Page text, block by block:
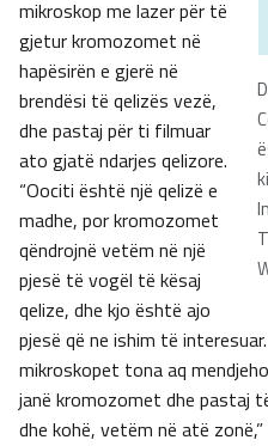
mikroskop me lazer për të
gjetur kromozomet në
hapësirën e gjerë në
brendësi të qelizës vezë,
dhe pastaj për ti filmuar
ato gjatë ndarjes qelizore.
“Oociti është një qelizë e
madhe, por kromozomet
qëndrojnë vetëm në një
pjesë të vogël të kësaj
qelize, dhe kjo është ajo
pjesë që ne ishim të
mikroskopet tona aq
janë kromozomet dhe pastaj
dhe kohë, vetëm në atë zonë,”